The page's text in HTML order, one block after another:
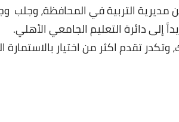
التربية في المحافظة، وجلب
إلى دائرة التعليم الجامعي الأهلي.
تقدم اكثر من اختيار